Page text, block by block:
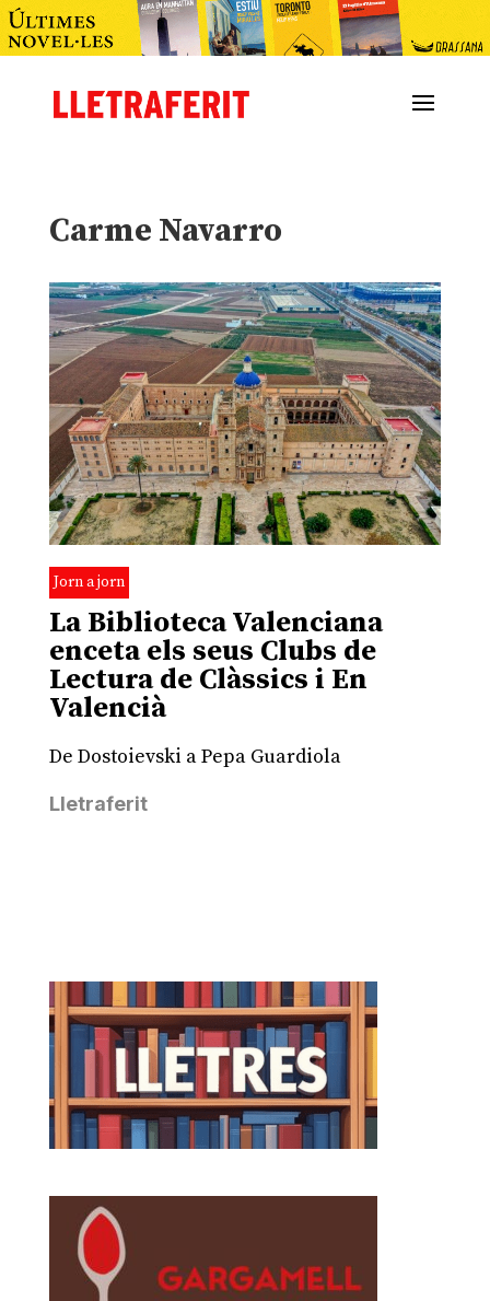
Carme Navarro
Jorn a jorn
La Biblioteca Valenciana
enceta els seus Clubs de
Lectura de Clàssics i En
Valencià
De Dostoievski a Pepa Guardiola
Lletraferit